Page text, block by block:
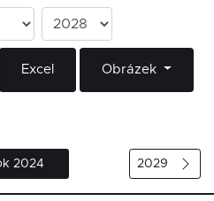
Excel Obrázek
2024 2029